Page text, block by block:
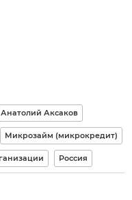
Анатолий Аксаков
Микрозайм (микрокредит)
Россия